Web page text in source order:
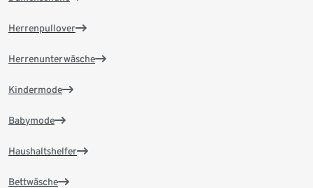
Herrenpullover
Herrenunterwäsche
Kindermode
Babymode
Haushaltshelfer
Bettwäsche